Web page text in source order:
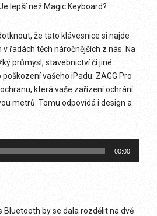
lepší než Magic Keyboard?
že tato klávesnice si najde
řadách těch náročnějších z nás. Na
průmysl, stavebnictví či jiné
vašeho iPadu. ZAGG Pro
která vaše zařízení ochrání
metrů. Tomu odpovídá i design a
00:00
Bluetooth by se dala rozdělit na dvě